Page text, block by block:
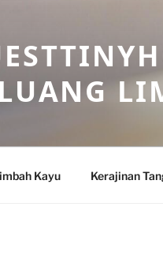
Kayu Kerajinan